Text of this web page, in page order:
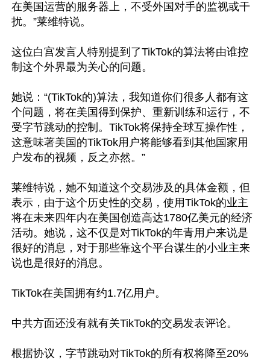
在美国运营的服务器上，不受外国对手的监视或干
扰。”莱维特说。
这位白宫发言人特别提到了TikTok的算法将由谁控
制这个外界最为关心的问题。
她说：“(TikTok的)算法，我知道你们很多人都有这
个问题，将在美国得到保护、重新训练和运行，不
受字节跳动的控制。TikTok将保持全球互操作性，
这意味著美国的TikTok用户将能够看到其他国家用
户发布的视频，反之亦然。”
莱维特说，她不知道这个交易涉及的具体金额，但
表示，由于这个历史性的交易，使用TikTok的业主
将在未来四年内在美国创造高达1780亿美元的经济
活动。她说，这不仅是对TikTok的年青用户来说是
很好的消息，对于那些靠这个平台谋生的小业主来
说也是很好的消息。
TikTok在美国拥有约1.7亿用户。
中共方面还没有就有关TikTok的交易发表评论。
根据协议，字节跳动对TikTok的所有权将降至20%